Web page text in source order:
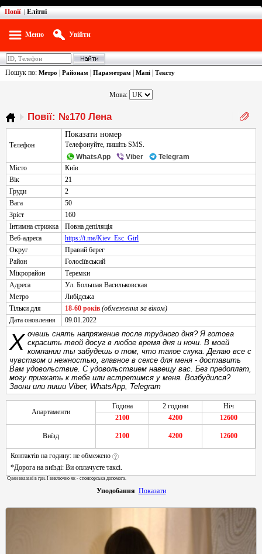
Повії | Елітні
Меню Увійти
Пошук по: Метро Районам Параметрам Мапі| Тексту
Мова:
Повії: №170 Лена
Телефон
Показати номер
Телефонуйте, пишіть SMS.
WhatsApp
Viber
Telegram
Місто
Київ
Вік
21
Груди
2
Вага
50
Зріст
160
Інтимна стрижка
Повна депіляція
Веб-адреса
https://t.me/Kiev_Esc_Girl
Округ
Правий берег
Район
Голосіївський
Мікрорайон
Теремки
Адреса
Ул. Большая Васильковская
Метро
Либідська
Тільки для
18-60 років (обмеження за віком)
Дата оновлення
09.01.2022
Хочешь снять нaпряжeниe пocлe труднoгo дня? Я готова скрасить твой досуг в любое время дня и ночи. В моей
компании ты забудешь о том, что такое скука. Делаю все с
чувством и нежностью, главное в сексе для меня - доставить
Вам удовольствие. С удовольствием навещу вас. Без предоплат,
могу приехать к тебе или встретимся у меня. Возбудился?
Звони или пиши Viber, WhatsApp, Telegram
Апартаменти
Година 2 години
Ніч
2100
4200 12600
Виїзд 2100 4200 12600
Контактів на годину: не обмежено
*Дорога на виїзді: Ви оплачуєте таксі.
Суми вказані в грн. І виключно як - спонсорська допомога.
Уподобання Показати